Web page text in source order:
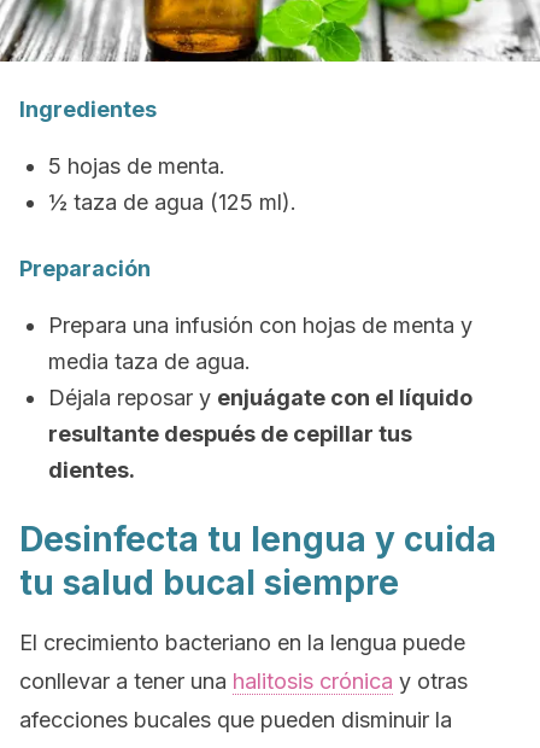
Ingredientes
5 hojas de menta.
½ taza de agua (125 ml).
Preparación
Prepara una infusión con hojas de menta y
media taza de agua.
Déjala reposar y enjuágate con el líquido
resultante después de cepillar tus
dientes.
Desinfecta tu lengua y cuida
tu salud bucal siempre
El crecimiento bacteriano en la lengua puede
conllevar a tener una halitosis crónica y otras
afecciones bucales que pueden disminuir la